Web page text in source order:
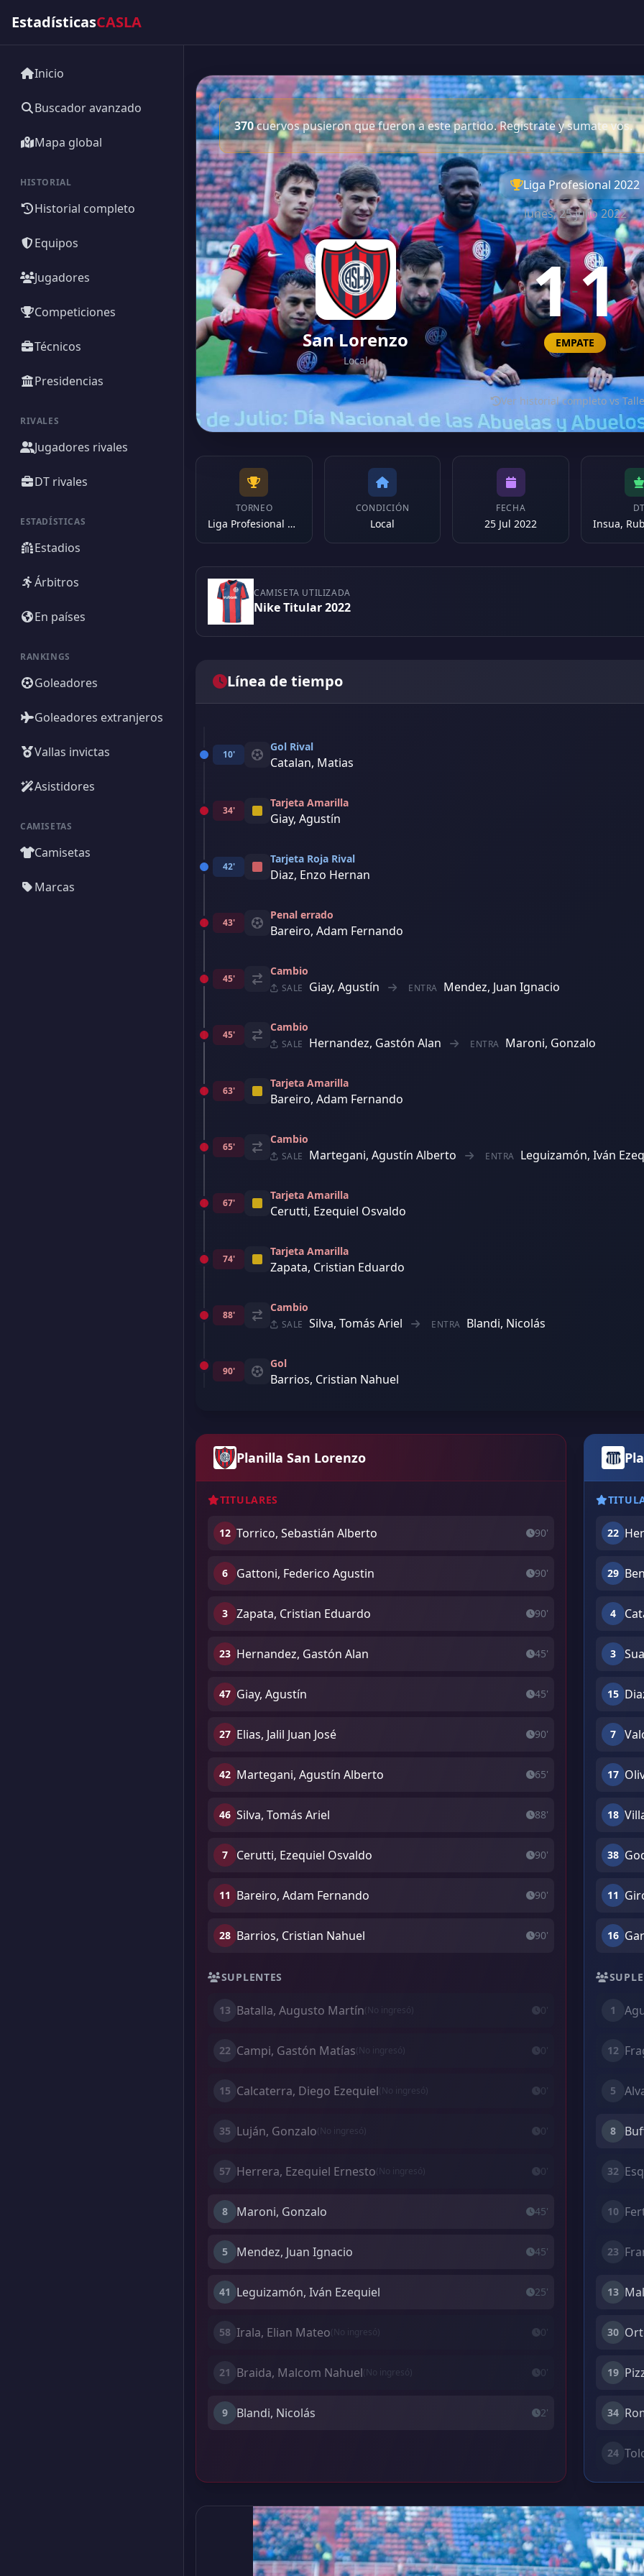
EstadísticasCASLA
Inicio
Buscador avanzado
Mapa global
HISTORIAL
Historial completo
Equipos
Jugadores
Competiciones
Técnicos
Presidencias
RIVALES
Jugadores rivales
DT rivales
ESTADÍSTICAS
Estadios
Árbitros
En países
RANKINGS
Goleadores
Goleadores extranjeros
Vallas invictas
Asistidores
CAMISETAS
Camisetas
Marcas
370cuervos pusieron que fueron a este partido. Registrate y sumate vos.
Liga Profesional 2022
lunes, 25 julio 2022
San Lorenzo
Local
1-1
EMPATE
Ver historial completo vs
TORNEO
Liga Profesional 2022
CONDICIÓN
Local
FECHA
25 Jul 2022
CAMISETA UTILIZADA
Nike Titular 2022
Línea de tiempo
10'
Gol Rival
Catalan, Matias
34'
Tarjeta Amarilla
Giay, Agustín
42'
Tarjeta Roja Rival
Diaz, Enzo Hernan
43'
Penal errado
Bareiro, Adam Fernando
45'
Cambio
SALE Giay, Agustín ENTRA Mendez, Juan Ignacio
45'
Cambio
SALE Hernandez, Gastón Alan ENTRA Maroni, Gonzalo
63'
Tarjeta Amarilla
Bareiro, Adam Fernando
65'
Cambio
SALE Martegani, Agustín Alberto ENTRA Leguizamón, Iván
67'
Tarjeta Amarilla
Cerutti, Ezequiel Osvaldo
74'
Tarjeta Amarilla
Zapata, Cristian Eduardo
88'
Cambio
SALE Silva, Tomás Ariel ENTRA Blandi, Nicolás
90'
Gol
Barrios, Cristian Nahuel
Planilla San Lorenzo
TITULARES
12 Torrico, Sebastián Alberto 90'
6 Gattoni, Federico Agustin 90'
3 Zapata, Cristian Eduardo 90'
23 Hernandez, Gastón Alan 45'
47 Giay, Agustín 45'
27 Elias, Jalil Juan José 90'
42 Martegani, Agustín Alberto 65'
46 Silva, Tomás Ariel 88'
7 Cerutti, Ezequiel Osvaldo 90'
11 Bareiro, Adam Fernando 90'
28 Barrios, Cristian Nahuel 90'
SUPLENTES
13 Batalla, Augusto Martín(No ingresó) 0'
22 Campi, Gastón Matías(No ingresó) 0'
15 Calcaterra, Diego Ezequiel(No ingresó) 0'
35 Luján, Gonzalo(No ingresó) 0'
57 Herrera, Ezequiel Ernesto(No ingresó) 0'
8 Maroni, Gonzalo 45'
5 Mendez, Juan Ignacio 45'
41 Leguizamón, Iván Ezequiel 25'
58 Irala, Elian Mateo(No ingresó) 0'
21 Braida, Malcom Nahuel(No ingresó) 0'
9 Blandi, Nicolás 2'
22
29
4
3
15
7
17
18
38
11
16
1
12
5
8
32
10
23
13
30
19
34
24